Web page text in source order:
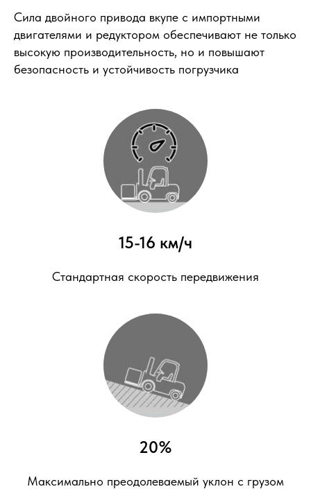
Сила двойного привода вкупе с импортными
двигателями и редуктором обеспечивают не только
высокую производительность, но и повышают
безопасность и устойчивость погрузчика
15-16 км/ч
Стандартная скорость передвижения
20%
Максимально преодолеваемый уклон с грузом